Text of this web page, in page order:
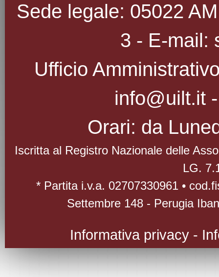
Sede legale: 05022
3 - E-mail:
Ufficio
info@uilt.it
Orari: da
Iscritta al Registro Nazionale delle
LG.
* Partita i.v.a. 02707330961 •
Settembre 148 - Perugia
Informativa privacy -